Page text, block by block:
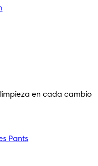
en cada cambio
Pants